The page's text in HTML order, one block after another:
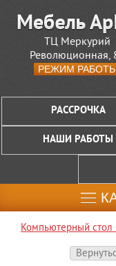
ТЦ Меркурий
Революционная,
РЕЖИМ
РАССРОЧКА
НАШИ РАБОТЫ
Компьютерный стол